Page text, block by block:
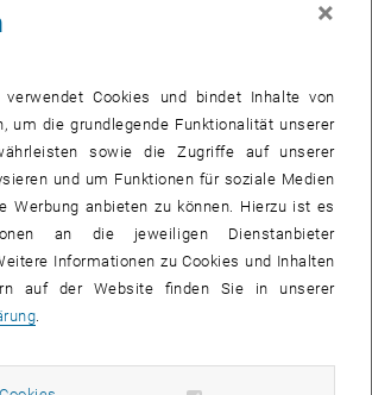
unterstützen können, spielen heute eine große
Zagler, lokaler Organisator der
Wien. Alleine schon aus demographischen
Unterstützung älterer Menschen -
- ein wichtiges Zukunftsthema.
Aufgabenstellung die Interdisziplinarität:
aus ganz unterschiedlichen Disziplinen
um die vielfältigen Probleme gemeinsam zu
×
verwendet Cookies und bindet Inhalte von
um die grundlegende Funktionalität unserer
sowie die Zugriffe auf unserer
und um Funktionen für soziale Medien
Werbung anbieten zu können. Hierzu ist es
an die jeweiligen Dienstanbieter
Informationen zu Cookies und Inhalten
auf der Website finden Sie in unserer